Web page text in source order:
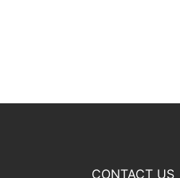
CONTACT US